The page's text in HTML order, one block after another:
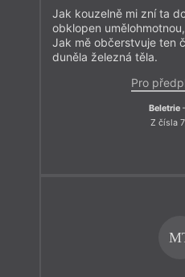
Jak kouzelně mi zní ta
obklopen
Jak mě občerstvuje ten
duněla železná těla.
Pro
Beletrie
Z čísla